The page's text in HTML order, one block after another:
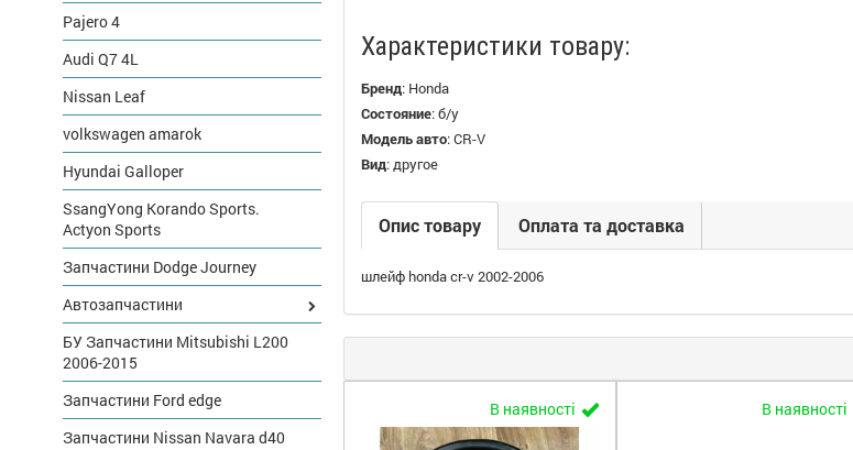
Характеристики товару:
Бренд: Honda
Состояние:б/у
Модель авто:CR-V
Вид:другое
Опис товару Оплата та доставка
шлейф honda cr-v 2002-2006
В наявності В наявності
Pajero 4
Audi Q7 4L
Nissan Leaf
volkswagen amarok
Hyundai Galloper
SsangYong Korando Sports.
Actyon Sports
Запчастини Dodge Journey
Автозапчастини
БУ Запчастини Mitsubishi L200
2006-2015
Запчастини Ford edge
Запчастини Nissan Navara d40